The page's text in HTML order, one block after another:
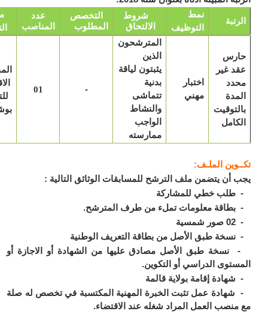
التوظيف
الالتحاق
التخصص
المطلوب
عدد
المناصب
التعيين
غير
اختبار
مهني
المترشحون
يثبتون لياقة
بدنية
تتماشى
والنشاط
ممارسته
المفتشية
الاقليمية
بوشقوف
الملـف:
أن يتضمن ملف الترشح للمسابقات الوثائق التالية :
خطي للمشاركة
معلومات تملء من طرف المترشح.
طبق الأصل من بطاقة التعريف الوطنية
طبق الأصل مصادق عليها من الشهادة أو الاجازة أو
الدراسي أو التكوين.
إقامة بولاية قالمة
عمل تثبت الخبرة المهنية المكتسبة في تخصص له صلة
العمل المراد شغله عند الاقتضاء.